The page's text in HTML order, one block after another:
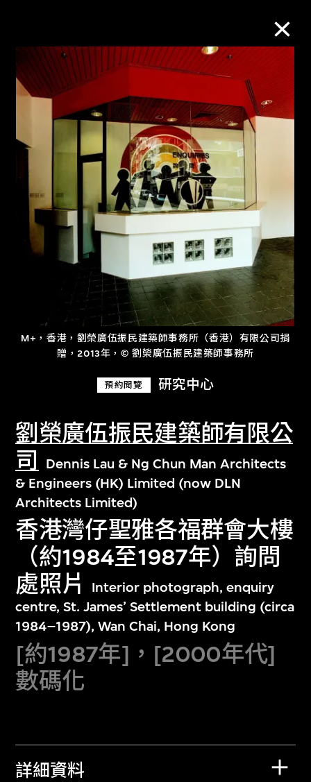
M+，香港，劉榮廣伍振民建築師事務所（香港）有限公司捐
贈，2013年，© 劉榮廣伍振民建築師事務所
預約閱覽 研究中心
劉榮廣伍振民建築師有限公
司
Dennis Lau & Ng Chun Man Architects
& Engineers (HK) Limited (now DLN
Architects Limited)
香港灣仔聖雅各福群會大樓
（約1984至1987年）詢問
處照片
Interior photograph, enquiry
centre, St. James’ Settlement building (circa
1984–1987), Wan Chai, Hong Kong
[約1987年]，[2000年代]
數碼化
詳細資料
M+藏品
進一步篩選 搜索
關於M+藏品
探索世界頂級的二十及二十一世紀視覺
文化藏品。